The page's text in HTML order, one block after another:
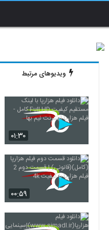
ویدیوهای مرتبط
۰۱:۳۰
۰۰:۵۹